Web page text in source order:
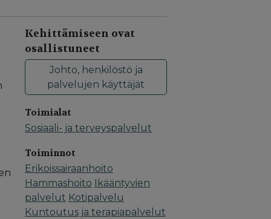
Kehittämiseen ovat
osallistuneet
Johto, henkilöstö ja
palvelujen käyttäjät
Toimialat
Sosiaali- ja terveyspalvelut
Toiminnot
Erikoissairaanhoito
Hammashoito
Ikääntyvien
palvelut Kotipalvelu
Kuntoutus ja terapiapalvelut